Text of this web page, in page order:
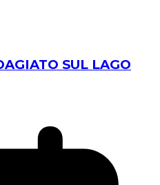
SUL LAGO